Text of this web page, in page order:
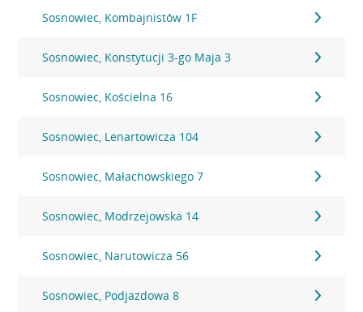
Sosnowiec, Kombajnistów 1F
Sosnowiec, Konstytucji 3-go Maja 3
Sosnowiec, Kościelna 16
Sosnowiec, Lenartowicza 104
Sosnowiec, Małachowskiego 7
Sosnowiec, Modrzejowska 14
Sosnowiec, Narutowicza 56
Sosnowiec, Podjazdowa 8